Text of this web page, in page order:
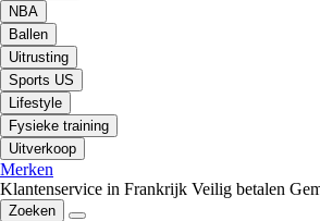
NBA
Ballen
Uitrusting
Sports US
Lifestyle
Fysieke training
Uitverkoop
Merken
Klantenservice in Frankrijk Veilig betalen
Zoeken